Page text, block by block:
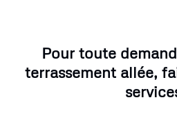
Pour toute
terrassement allée,